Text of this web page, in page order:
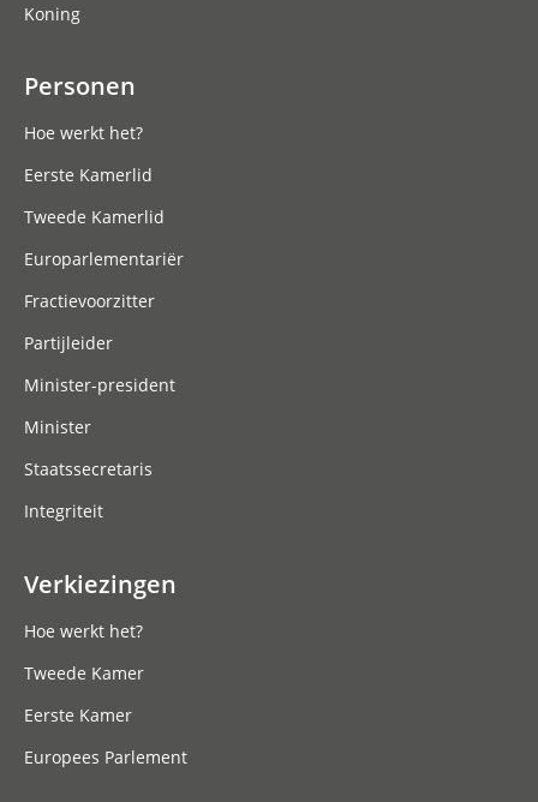
Koning
Personen
Hoe werkt het?
Eerste Kamerlid
Tweede Kamerlid
Europarlementariër
Fractievoorzitter
Partijleider
Minister-president
Minister
Staatssecretaris
Integriteit
Verkiezingen
Hoe werkt het?
Tweede Kamer
Eerste Kamer
Europees Parlement